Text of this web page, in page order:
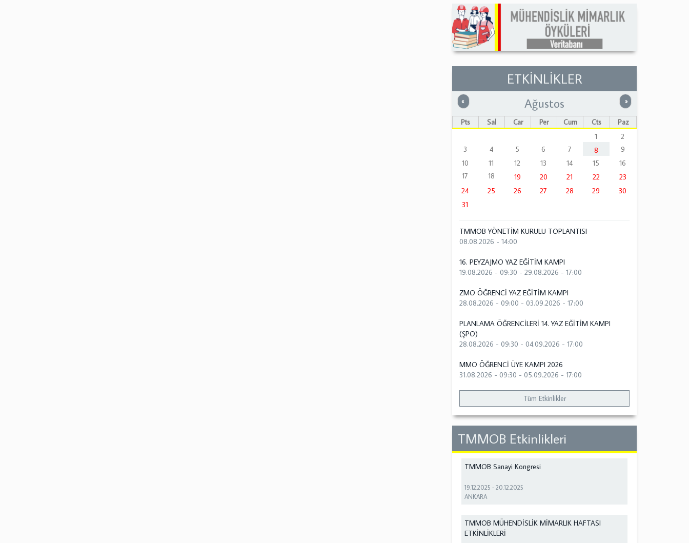
ETKİNLİKLER
« Önceki »Sonraki
Ağustos
Pts Sal Çar Per Cum Cts
Paz
1
2
3
4 5 6 7 8
9
10
11 12 13 14 15
16
17
18 19 20 21 22
23
24
25 26 27 28 29
30
31
TMMOB YÖNETİM KURULU TOPLANTISI
08.08.2026 - 14:00
16. PEYZAJMO YAZ EĞİTİM KAMPI
19.08.2026 - 09:30 -29.08.2026 - 17:00
ZMO ÖĞRENCİ YAZ EĞİTİM KAMPI
28.08.2026 - 09:00 -03.09.2026 - 17:00
PLANLAMA ÖĞRENCİLERİ 14. YAZ EĞİTİM KAMPI
(ŞPO)
28.08.2026 - 09:30 -04.09.2026 - 17:00
MMO ÖĞRENCİ ÜYE KAMPI 2026
31.08.2026 - 09:30 -05.09.2026 - 17:00
Tüm Etkinlikler
TMMOB Etkinlikleri
TMMOB Sanayi Kongresi
19.12.2025 -20.12.2025
ANKARA
TMMOB MÜHENDİSLİK MİMARLIK HAFTASI
ETKİNLİKLERİ